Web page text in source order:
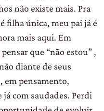
não existe mais. Pra
filha única, meu pai já é
mais aqui. Em
que “não estou” ,
diante de seus
em pensamento,
já com saudades. Perdi